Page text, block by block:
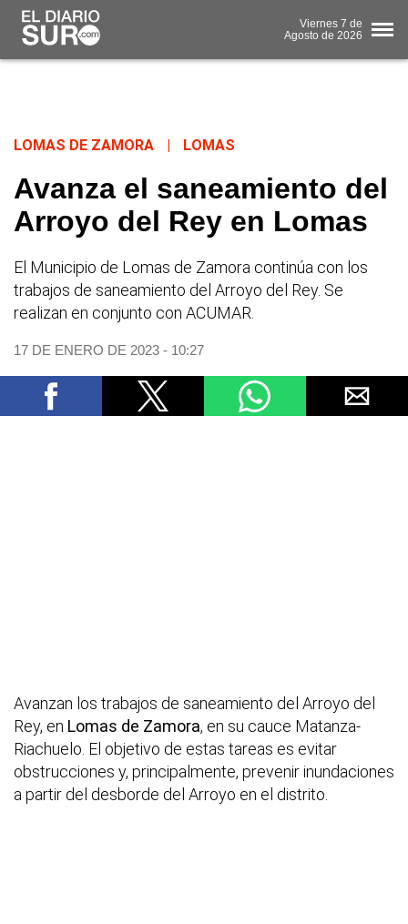
Viernes 7 de
Agosto de 2026
LOMAS DE ZAMORA LOMAS
Avanza el saneamiento del
Arroyo del Rey en Lomas
El Municipio de Lomas de Zamora continúa con los
trabajos de saneamiento del Arroyo del Rey. Se
realizan en conjunto con ACUMAR.
17 DE ENERO DE 2023 - 10:27
Avanzan los trabajos de saneamiento del Arroyo del
Rey, en Lomas de Zamora, en su cauce Matanza-
Riachuelo. El objetivo de estas tareas es evitar
obstrucciones y, principalmente, prevenir inundaciones
a partir del desborde del Arroyo en el distrito.